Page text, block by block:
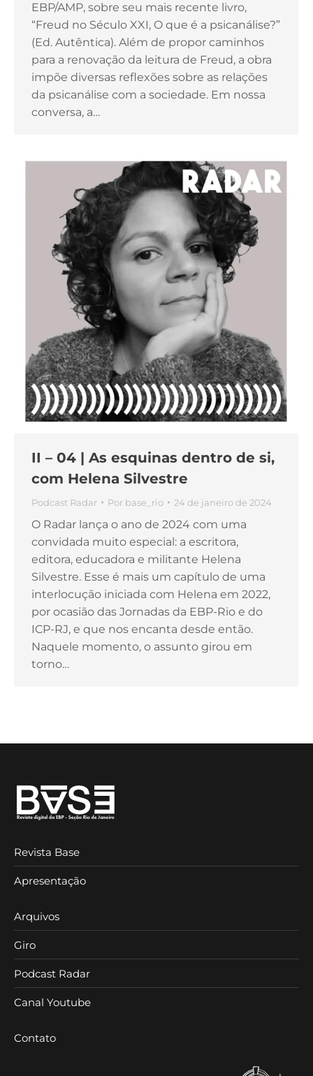
EBP/AMP, sobre seu mais recente livro,
“Freud no Século XXI, O que é a psicanálise?”
(Ed. Autêntica). Além de propor caminhos
para a renovação da leitura de Freud, a obra
impõe diversas reflexões sobre as relações
da psicanálise com a sociedade. Em nossa
conversa, a…
II – 04 | As esquinas dentro de si,
com Helena Silvestre
Podcast Radar Por base_rio 24 de janeiro de 2024
O Radar lança o ano de 2024 com uma
convidada muito especial: a escritora,
editora, educadora e militante Helena
Silvestre. Esse é mais um capítulo de uma
interlocução iniciada com Helena em 2022,
por ocasião das Jornadas da EBP-Rio e do
ICP-RJ, e que nos encanta desde então.
Naquele momento, o assunto girou em
torno…
Revista Base
Apresentação
Arquivos
Giro
Podcast Radar
Canal Youtube
Contato